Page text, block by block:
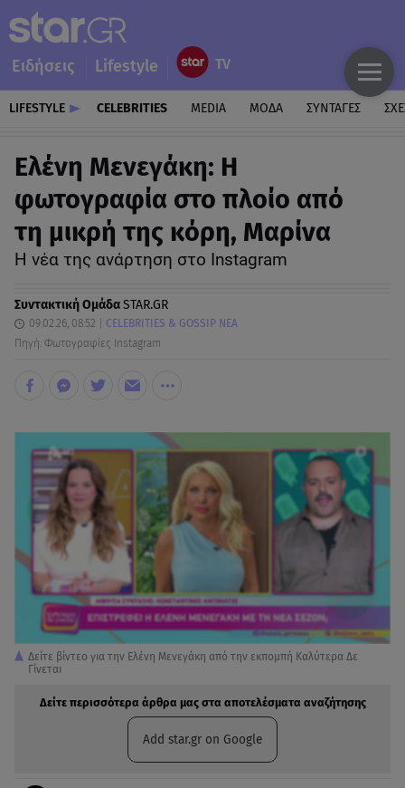
Ειδήσεις Lifestyle
LIFESTYLE CELEBRITIES MEDIA ΜΟΔΑ ΣΥΝΤΑΓΕΣ
Ελένη Μενεγάκη: Η
φωτογραφία στο πλοίο από
τη μικρή της κόρη, Μαρίνα
Η νέα της ανάρτηση στο Instagram
Συντακτική ΟμάδαSTAR.GR
09.02.26, 08:52
CELEBRITIES & GOSSIP ΝΕΑ
Πηγή: Φωτογραφίες Instagram
Δείτε βίντεο για την Ελένη Μενεγάκη από την εκπομπή Καλύτερα Δε
Γίνεται
Δείτε περισσότερα άρθρα μας στα αποτελέσματα αναζήτησης
Add star.gr on Google